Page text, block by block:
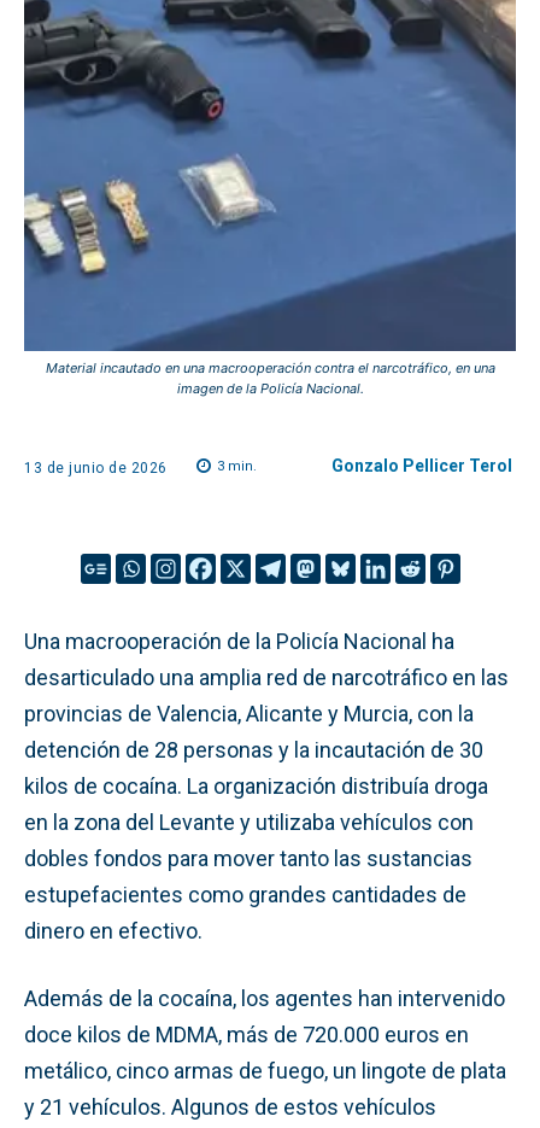
Material incautado en una macrooperación contra el narcotráfico, en una
imagen de la Policía Nacional.
13 de junio de 2026 3min. Gonzalo Pellicer Terol
Una macrooperación de la Policía Nacional ha
desarticulado una amplia red de narcotráfico en las
provincias de Valencia, Alicante y Murcia, con la
detención de 28 personas y la incautación de 30
kilos de cocaína. La organización distribuía droga
en la zona del Levante y utilizaba vehículos con
dobles fondos para mover tanto las sustancias
estupefacientes como grandes cantidades de
dinero en efectivo.
Además de la cocaína, los agentes han intervenido
doce kilos de MDMA, más de 720.000 euros en
metálico, cinco armas de fuego, un lingote de plata
y 21 vehículos. Algunos de estos vehículos